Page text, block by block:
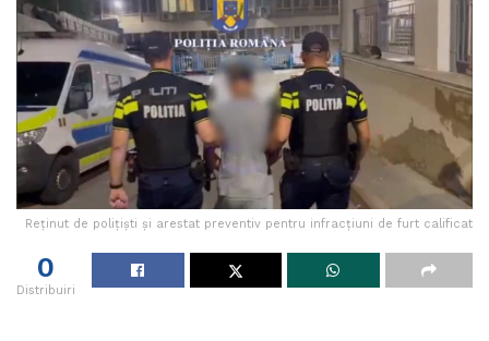
Reținut de polițiști și arestat preventiv pentru infracțiuni de furt calificat
0
Distribuiri